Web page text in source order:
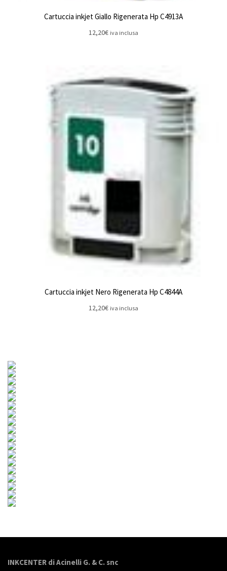
Cartuccia inkjet Giallo Rigenerata Hp C4913A
12,20€ iva inclusa
Cartuccia inkjet Nero Rigenerata Hp C4844A
12,20€ iva inclusa
INKCENTER di Acinelli G. & C. snc